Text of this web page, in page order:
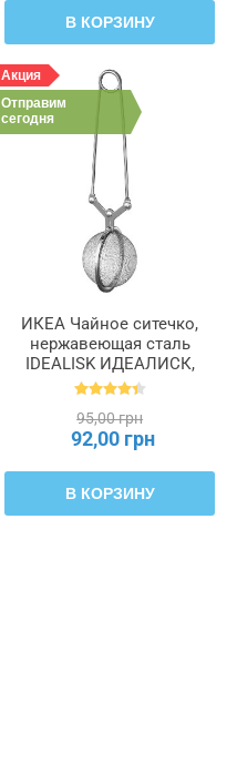
В КОРЗИНУ
Акция
Отправим
сегодня
ИКЕА Чайное ситечко,
нержавеющая сталь
IDEALISK ИДЕАЛИСК,
469.568.00
95,00 грн
92,00 грн
В КОРЗИНУ